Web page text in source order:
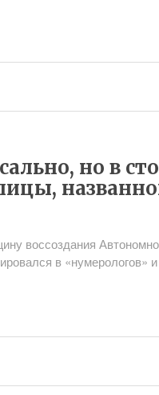
но в
воссоздания
в «нумерологов»